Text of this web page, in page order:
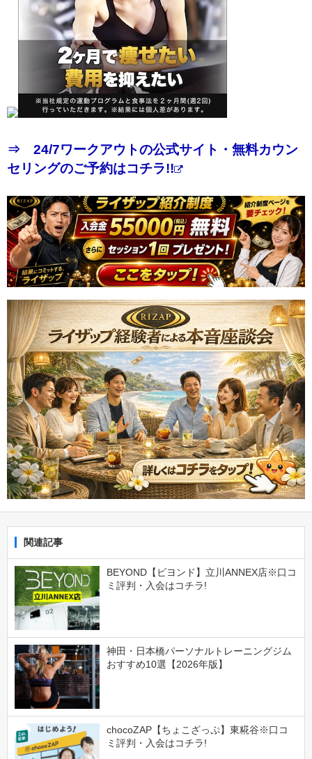
⇒ 24/7ワークアウトの公式サイト・無料カウン
セリングのご予約はコチラ!!
関連記事
BEYOND【ビヨンド】立川ANNEX店※口コ
ミ評判・入会はコチラ!
神田・日本橋パーソナルトレーニングジム
おすすめ10選【2026年版】
chocoZAP【ちょこざっぷ】東糀谷※口コ
ミ評判・入会はコチラ!